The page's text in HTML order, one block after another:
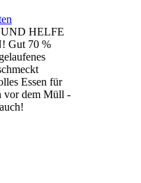
HELFE
Gut 70 %
Essen für
vor dem Müll -